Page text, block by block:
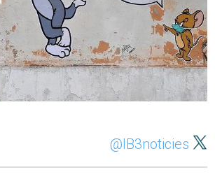
@IB3noticies